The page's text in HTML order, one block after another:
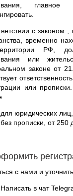
с законом
временно
РФ,
или
законе от
или
для юридических
без прописки, от 250
с нами и
Написать в чат